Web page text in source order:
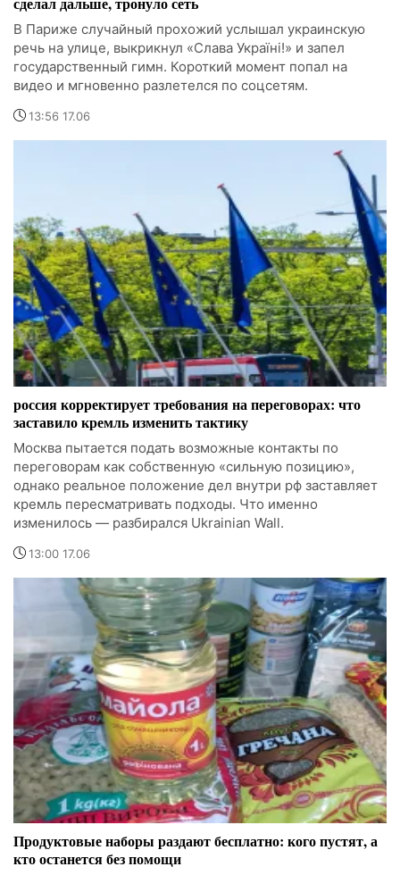
В Париже случайный прохожий услышал украинскую
речь на улице, выкрикнул «Слава Україні!» и запел
государственный гимн. Короткий момент попал на
видео и мгновенно разлетелся по соцсетям.
13:56 17.06
россия корректирует требования на переговорах: что
заставило кремль изменить тактику
Москва пытается подать возможные контакты по
переговорам как собственную «сильную позицию»,
однако реальное положение дел внутри рф заставляет
кремль пересматривать подходы. Что именно
изменилось — разбирался Ukrainian Wall.
13:00 17.06
Продуктовые наборы раздают бесплатно: кого пустят, а
кто останется без помощи